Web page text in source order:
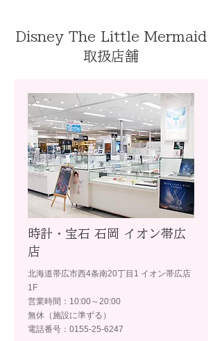
Disney The Little Mermaid
取扱店舗
時計・宝石 石岡 イオン帯広
店
北海道帯広市西4条南20丁目1 イオン帯広店
1F
営業時間：10:00～20:00
無休（施設に準ずる）
電話番号：0155-25-6247